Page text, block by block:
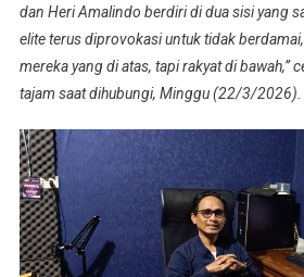
dan Heri Amalindo berdiri di dua sisi yang
elite terus diprovokasi untuk tidak
mereka yang di atas, tapi rakyat di bawah,”
tajam saat dihubungi, Minggu (22/3/2026).